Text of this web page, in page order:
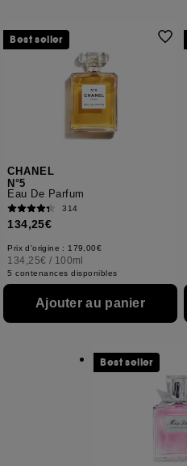
CHANEL
N°5
Eau De Parfum
314
134,25€
Prix d'origine : 179,00€
134,25€ / 100ml
5 contenances disponibles
Ajouter au panier
Best seller
Best seller